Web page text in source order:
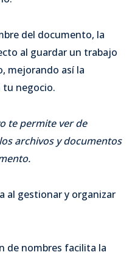
del documento, la
al guardar un trabajo
mejorando así la
negocio.
te permite ver de
archivos y documentos
al gestionar y organizar
de nombres facilita la